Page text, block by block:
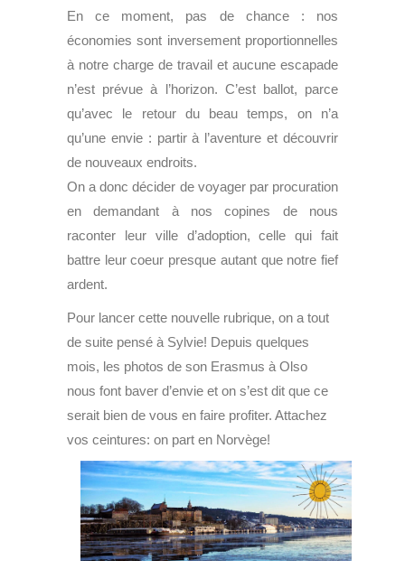
En ce moment, pas de chance : nos
économies sont inversement proportionnelles
à notre charge de travail et aucune escapade
n’est prévue à l’horizon. C’est ballot, parce
qu’avec le retour du beau temps, on n’a
qu’une envie : partir à l’aventure et découvrir
de nouveaux endroits.
On a donc décider de voyager par procuration
en demandant à nos copines de nous
raconter leur ville d’adoption, celle qui fait
battre leur coeur presque autant que notre fief
ardent.
Pour lancer cette nouvelle rubrique, on a tout
de suite pensé à Sylvie! Depuis quelques
mois, les photos de son Erasmus à Olso
nous font baver d’envie et on s’est dit que ce
serait bien de vous en faire profiter. Attachez
vos ceintures: on part en Norvège!